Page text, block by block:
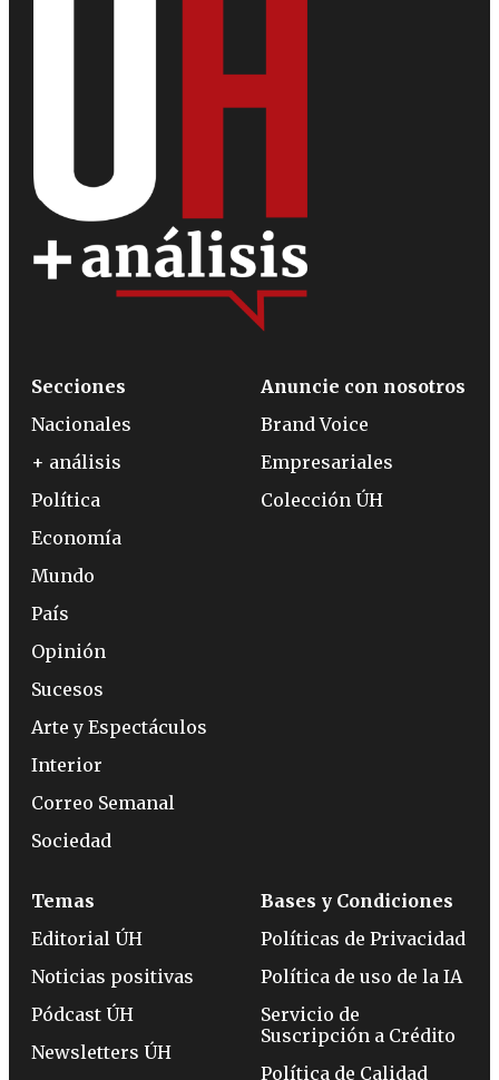
Secciones
Nacionales
+ análisis
Política
Economía
Mundo
País
Opinión
Sucesos
Arte y Espectáculos
Interior
Correo Semanal
Sociedad
Anuncie con nosotros
Brand Voice
Empresariales
Colección ÚH
Temas
Editorial ÚH
Noticias positivas
Pódcast ÚH
Newsletters ÚH
Bases y Condiciones
Políticas de Privacidad
Política de uso de la IA
Servicio de
Suscripción a Crédito
Política de Calidad